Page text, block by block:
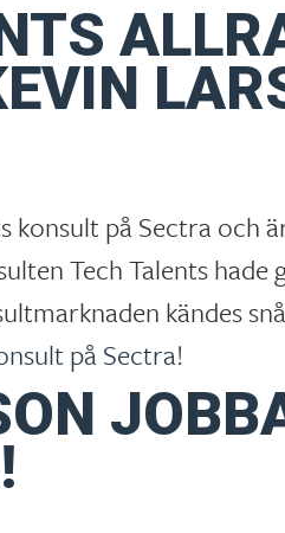
konsult på Sectra
Tech Talents
kändes